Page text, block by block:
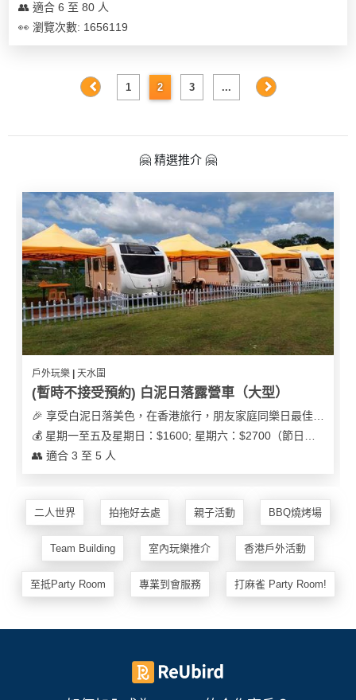
👥 適合 6 至 80 人
👀 瀏覽次數: 1656119
1 2 3 ...
🤗 精選推介 🤗
戶外玩樂 | 天水圍
(暫時不接受預約) 白泥日落露營車（大型）
👥 適合 3 至 5 人
二人世界 拍拖好去處 親子活動 BBQ燒烤場
Team Building 室內玩樂推介 香港戶外活動
至抵Party Room 專業到會服務 打麻雀 Party Room!